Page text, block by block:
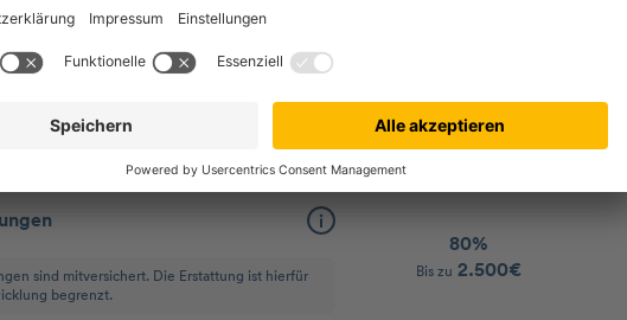
sowie Verband-, Heil- und Hilfsmittel,
sind (z. B. Schmerzmittel, Verbände). Für
sind mitversichert. Die Erstattung ist hierfür
begrenzt.
80%
Bis zu 2.500€